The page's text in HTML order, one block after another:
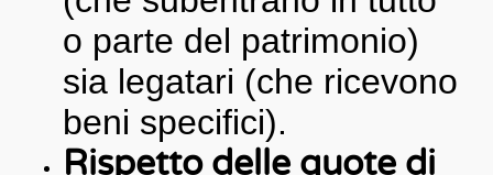
o parte del patrimonio)
sia legatari (che ricevono
beni specifici).
Rispetto delle quote di